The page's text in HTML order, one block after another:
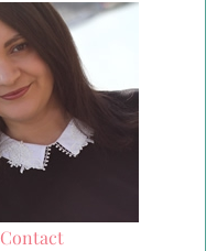
Contact